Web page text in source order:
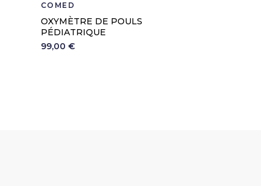
COMED
OXYMÈTRE DE POULS
PÉDIATRIQUE
99,00 €